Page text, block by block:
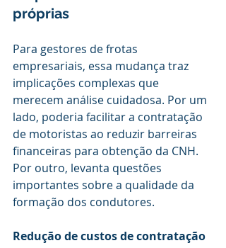
próprias
Para gestores de frotas
empresariais, essa mudança traz
implicações complexas que
merecem análise cuidadosa. Por um
lado, poderia facilitar a contratação
de motoristas ao reduzir barreiras
financeiras para obtenção da CNH.
Por outro, levanta questões
importantes sobre a qualidade da
formação dos condutores.
Redução de custos de contratação